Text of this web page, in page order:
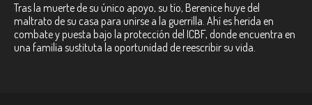
Tras la muerte de su único apoyo, su tío, Berenice huye del
maltrato de su casa para unirse a la guerrilla. Ahí es herida en
combate y puesta bajo la protección del ICBF, donde encuentra en
una familia sustituta la oportunidad de reescribir su vida.